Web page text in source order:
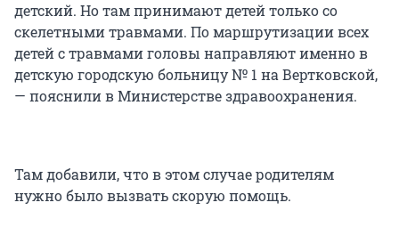
детский. Но там принимают детей только со
скелетными травмами. По маршрутизации всех
детей с травмами головы направляют именно в
детскую городскую больницу № 1 на Вертковской,
— пояснили в Министерстве здравоохранения.
Там добавили, что в этом случае родителям
нужно было вызвать скорую помощь.